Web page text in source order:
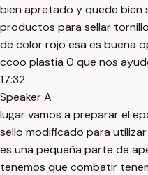
bien apretado y quede bien
productos para sellar
de color rojo esa es buena
ccoo plastia 0 que nos
17:32
Speaker A
lugar vamos a preparar el
sello modificado para
es una pequeña parte de
tenemos que combatir